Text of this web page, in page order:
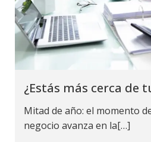
¿Estás más cerca de
Mitad de año: el momento
negocio avanza en la[…]